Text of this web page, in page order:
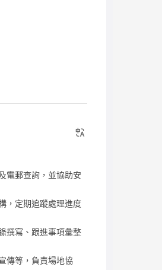
電郵查詢，並協助安
，定期追蹤處理進度
撰寫、跟進事項彙整
傳等，負責場地協